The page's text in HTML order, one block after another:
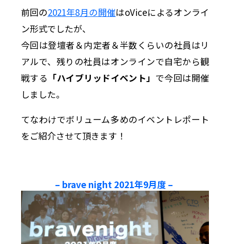
前回の2021年8月の開催はoViceによるオンライ
ン形式でしたが、
今回は登壇者＆内定者＆半数くらいの社員はリ
アルで、残りの社員はオンラインで自宅から観
戦する 「ハイブリッドイベント」 で今回は開催
しました。
てなわけでボリューム多めのイベントレポート
をご紹介させて頂きます！
– brave night 2021年9月度 –